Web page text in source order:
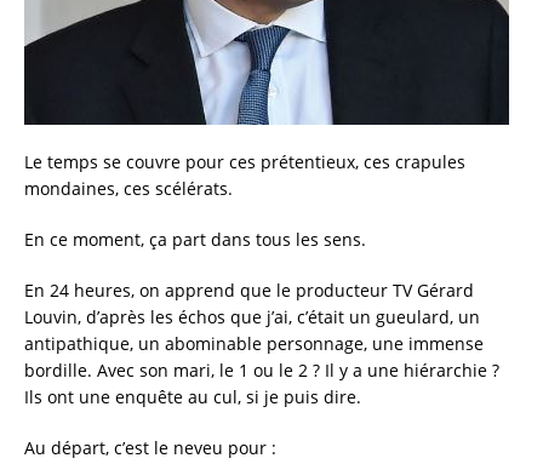
Le temps se couvre pour ces prétentieux, ces crapules
mondaines, ces scélérats.
En ce moment, ça part dans tous les sens.
En 24 heures, on apprend que le producteur TV Gérard
Louvin, d’après les échos que j’ai, c’était un gueulard, un
antipathique, un abominable personnage, une immense
bordille. Avec son mari, le 1 ou le 2 ? Il y a une hiérarchie ?
Ils ont une enquête au cul, si je puis dire.
Au départ, c’est le neveu pour :